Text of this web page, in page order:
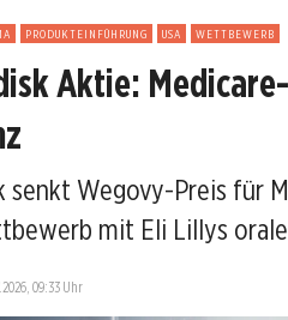
PRODUKTEINFÜHRUNG USA WETTBEWERB
Aktie:
senkt Wegovy-Preis für
mit Eli Lillys
09:33 Uhr